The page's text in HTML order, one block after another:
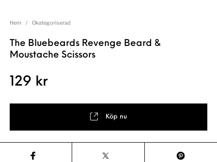
Hem / Okategoriserad
The Bluebeards Revenge Beard &
Moustache Scissors
129 kr
Köp nu